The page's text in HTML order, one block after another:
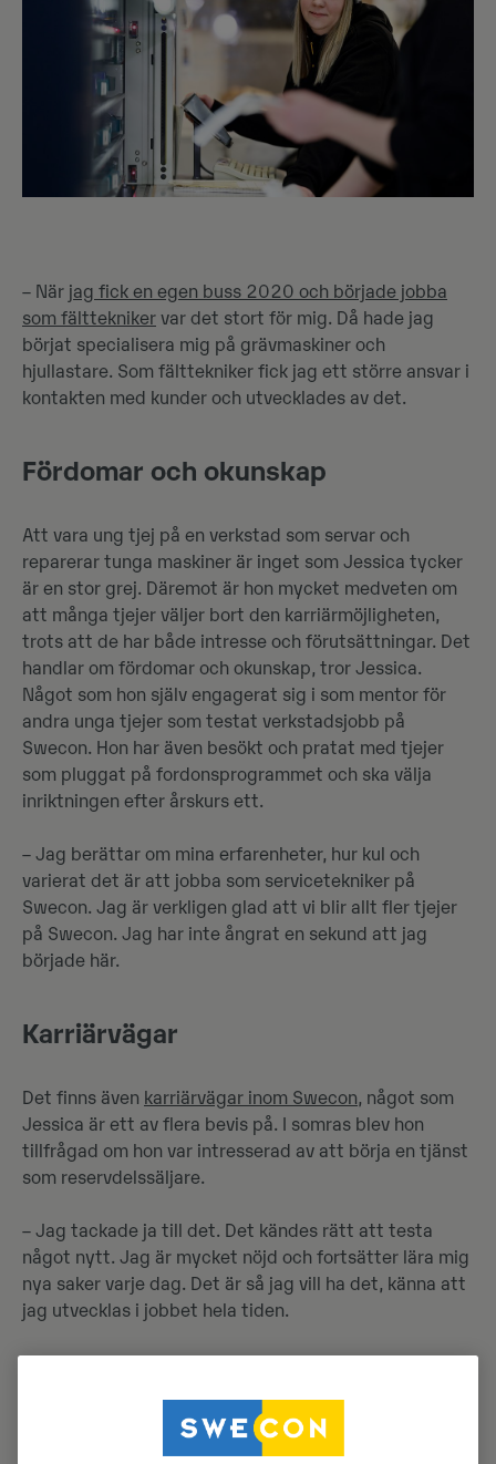
– När jag fick en egen buss 2020 och började jobba
som fälttekniker var det stort för mig. Då hade jag
börjat specialisera mig på grävmaskiner och
hjullastare. Som fälttekniker fick jag ett större ansvar i
kontakten med kunder och utvecklades av det.
Fördomar och okunskap
Att vara ung tjej på en verkstad som servar och
reparerar tunga maskiner är inget som Jessica tycker
är en stor grej. Däremot är hon mycket medveten om
att många tjejer väljer bort den karriärmöjligheten,
trots att de har både intresse och förutsättningar. Det
handlar om fördomar och okunskap, tror Jessica.
Något som hon själv engagerat sig i som mentor för
andra unga tjejer som testat verkstadsjobb på
Swecon. Hon har även besökt och pratat med tjejer
som pluggat på fordonsprogrammet och ska välja
inriktningen efter årskurs ett.
– Jag berättar om mina erfarenheter, hur kul och
varierat det är att jobba som servicetekniker på
Swecon. Jag är verkligen glad att vi blir allt fler tjejer
på Swecon. Jag har inte ångrat en sekund att jag
började här.
Karriärvägar
Det finns även karriärvägar inom Swecon, något som
Jessica är ett av flera bevis på. I somras blev hon
tillfrågad om hon var intresserad av att börja en tjänst
som reservdelssäljare.
– Jag tackade ja till det. Det kändes rätt att testa
något nytt. Jag är mycket nöjd och fortsätter lära mig
nya saker varje dag. Det är så jag vill ha det, känna att
jag utvecklas i jobbet hela tiden.